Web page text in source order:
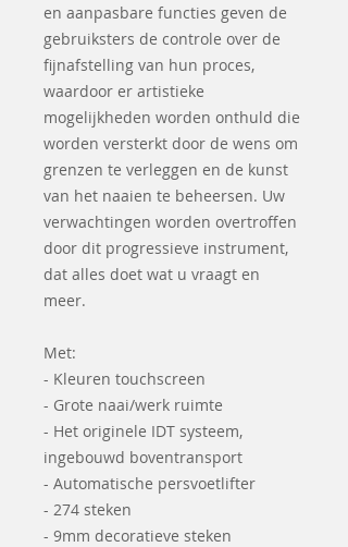
en aanpasbare functies geven de
gebruiksters de controle over de
fijnafstelling van hun proces,
waardoor er artistieke
mogelijkheden worden onthuld die
worden versterkt door de wens om
grenzen te verleggen en de kunst
van het naaien te beheersen. Uw
verwachtingen worden overtroffen
door dit progressieve instrument,
dat alles doet wat u vraagt en
meer.
Met:
- Kleuren touchscreen
- Grote naai/werk ruimte
- Het originele IDT systeem,
ingebouwd boventransport
- Automatische persvoetlifter
- 274 steken
- 9mm decoratieve steken